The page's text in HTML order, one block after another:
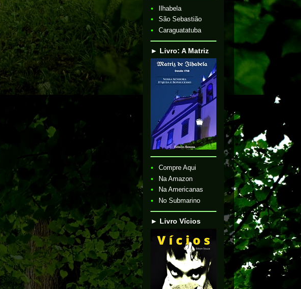
Ilhabela
São Sebastião
Caraguatatuba
► Livro: A Matriz
Compre Aqui
Na Amazon
Na Americanas
No Submarino
► Livro Vícios